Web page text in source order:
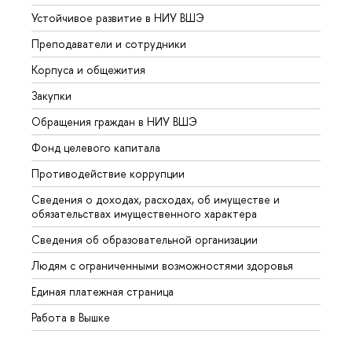
Устойчивое развитие в НИУ ВШЭ
Преподаватели и сотрудники
Корпуса и общежития
Закупки
Обращения граждан в НИУ ВШЭ
Фонд целевого капитала
Противодействие коррупции
Сведения о доходах, расходах, об имуществе и
обязательствах имущественного характера
Сведения об образовательной организации
Людям с ограниченными возможностями здоровья
Единая платежная страница
Работа в Вышке